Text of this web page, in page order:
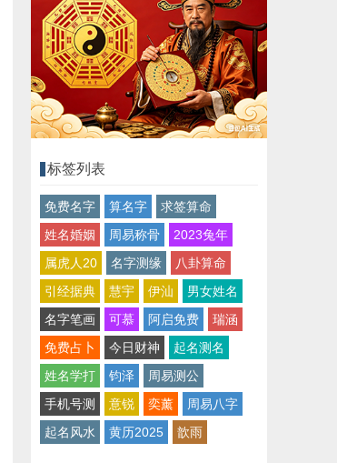
标签列表
免费名字 算名字
求签算命
姓名婚姻
周易称骨
2023兔年
属虎人20
名字测缘
八卦算命
引经据典
慧宇 伊汕
男女姓名
名字笔画
可慕 阿启免费
瑞涵
免费占卜
今日财神
起名测名
姓名学打
钧泽
周易测公
手机号测
意锐 奕薰
周易八字
起名风水
黄历2025 歆雨